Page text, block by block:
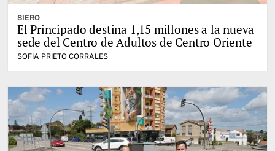
SIERO
El Principado destina 1,15 millones a la nueva
sede del Centro de Adultos de Centro Oriente
SOFIA PRIETO CORRALES